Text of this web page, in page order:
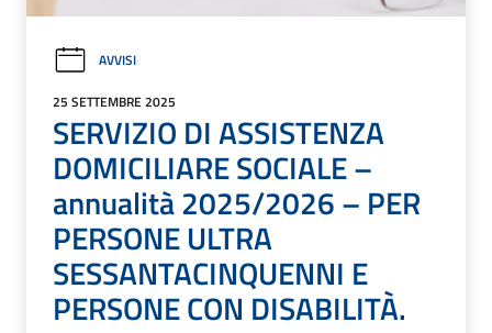
AVVISI
25 SETTEMBRE 2025
SERVIZIO DI ASSISTENZA
DOMICILIARE SOCIALE –
annualità 2025/2026 – PER
PERSONE ULTRA
SESSANTACINQUENNI E
PERSONE CON DISABILITÀ.